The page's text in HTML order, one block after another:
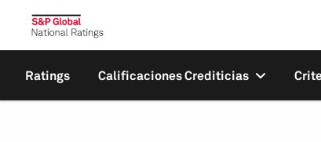
Ratings Calificaciones Crediticias